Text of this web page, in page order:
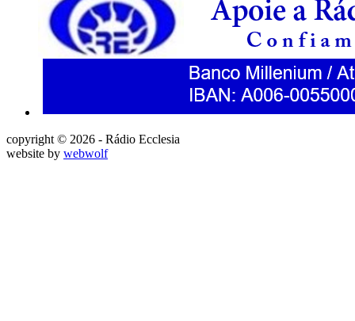
copyright © 2026 - Rádio Ecclesia
website by webwolf